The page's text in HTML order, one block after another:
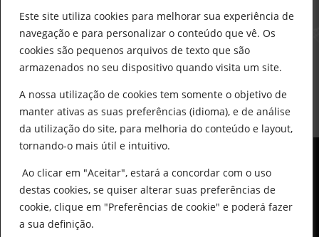
Este site utiliza cookies para melhorar sua experiência de
navegação e para personalizar o conteúdo que vê. Os
cookies são pequenos arquivos de texto que são
armazenados no seu dispositivo quando visita um site.
A nossa utilização de cookies tem somente o objetivo de
manter ativas as suas preferências (idioma), e de análise
da utilização do site, para melhoria do conteúdo e layout,
tornando-o mais útil e intuitivo.
Ao clicar em "Aceitar", estará a concordar com o uso
destas cookies, se quiser alterar suas preferências de
cookie, clique em "Preferências de cookie" e poderá fazer
a sua definição.
construcao@delarobia.pt
R. António Andrade, 1171
2820-287 • Charneca de Caparica
© All Copyright 2025 by Delarobia.pt